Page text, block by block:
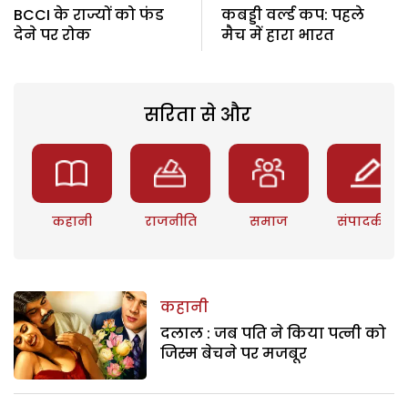
BCCI के राज्यों को फंड
देने पर रोक
कबड्डी वर्ल्ड कप: पहले
मैच में हारा भारत
सरिता से और
कहानी राजनीति समाज संपादकीय
कहानी
दलाल : जब पति ने किया पत्नी को
जिस्म बेचने पर मजबूर